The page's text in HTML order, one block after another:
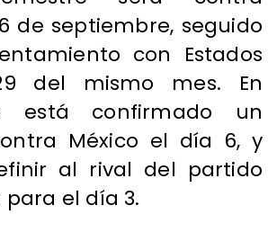
de septiembre, seguido
con Estados
del mismo mes. En
está confirmado un
México el día 6, y
al rival del partido
el día 3.